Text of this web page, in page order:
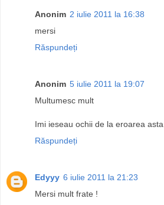
Anonim 2 iulie 2011 la 16:38
mersi
Răspundeți
Anonim 5 iulie 2011 la 19:07
Multumesc mult
Imi ieseau ochii de la eroarea asta
Răspundeți
Edyyy 6 iulie 2011 la 21:23
Mersi mult frate !